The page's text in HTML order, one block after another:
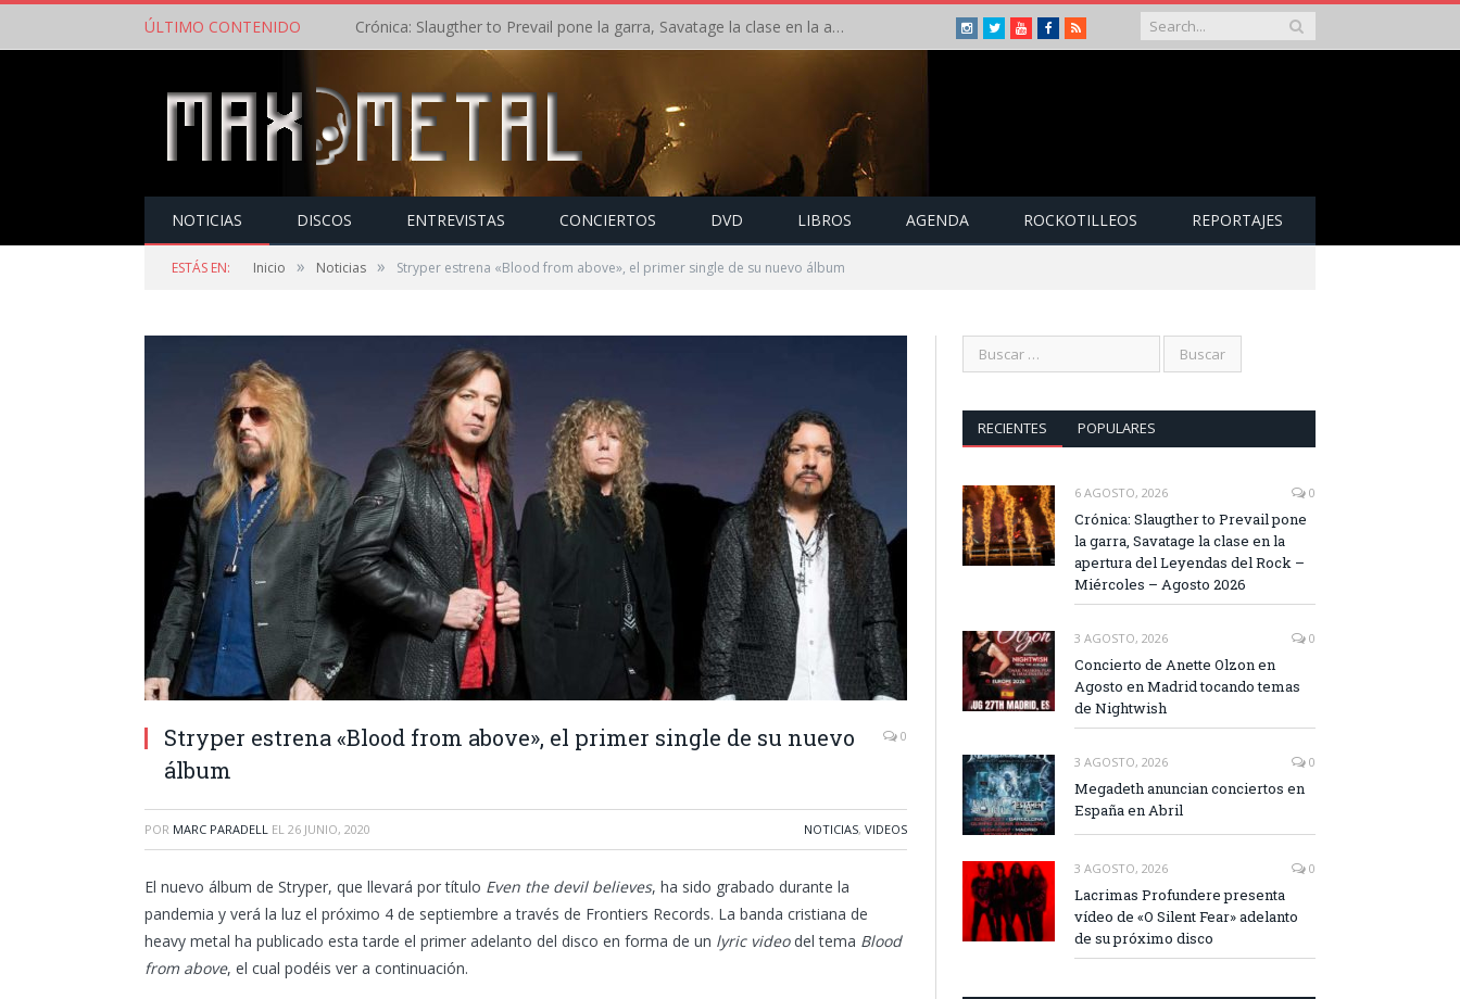
ÚLTIMO CONTENIDO Crónica: Slaugther to Prevail pone la garra, Savatage la clase en la apertura del Leyendas del Rock – Miércoles – Agosto 2026 Instagram
TwitterYoutubeFacebook
RSS
NOTICIAS DISCOS ENTREVISTAS CONCIERTOS DVD LIBROS AGENDA ROCKOTILLEOS REPORTAJES
ESTÁS EN: Inicio » Noticias » Stryper estrena «Blood from above», el primer single de su nuevo álbum
Stryper estrena «Blood from above», el primer single de su nuevo
álbum
0
POR MARC PARADELL EL 26 JUNIO, 2020 NOTICIAS, VIDEOS
El nuevo álbum de Stryper, que llevará por título Even the devil believes, ha sido grabado durante la
pandemia y verá la luz el próximo 4 de septiembre a través de Frontiers Records. La banda cristiana de
heavy metal ha publicado esta tarde el primer adelanto del disco en forma de un lyric video del tema Blood
from above, el cual podéis ver a continuación.
RECIENTES POPULARES
6 AGOSTO, 2026 0
Crónica: Slaugther to Prevail pone
la garra, Savatage la clase en la
apertura del Leyendas del Rock –
Miércoles – Agosto 2026
3 AGOSTO, 2026 0
Concierto de Anette Olzon en
Agosto en Madrid tocando temas
de Nightwish
3 AGOSTO, 2026 0
Megadeth anuncian conciertos en
España en Abril
3 AGOSTO, 2026 0
Lacrimas Profundere presenta
vídeo de «O Silent Fear» adelanto
de su próximo disco